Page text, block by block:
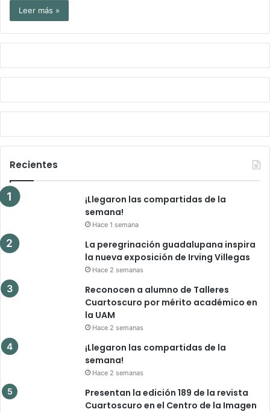
Leer más »
Recientes
¡Llegaron las compartidas de la
semana!
Hace 1 semana
La peregrinación guadalupana inspira
la nueva exposición de Irving Villegas
Hace 2 semanas
Reconocen a alumno de Talleres
Cuartoscuro por mérito académico en
la UAM
Hace 2 semanas
¡Llegaron las compartidas de la
semana!
Hace 2 semanas
Presentan la edición 189 de la revista
Cuartoscuro en el Centro de la Imagen